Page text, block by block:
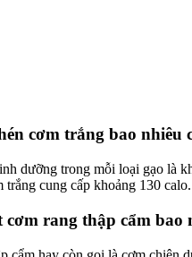
cơm trắng bao nhiêu
dưỡng trong mỗi loại gạo là
trắng cung cấp khoảng 130 calo.
cơm rang thập cẩm bao